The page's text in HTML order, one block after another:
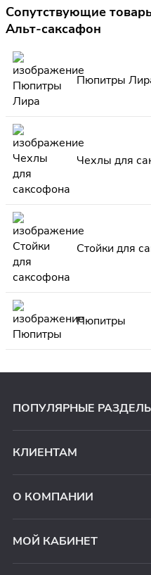
Сопутствующие
Альт-саксафон
Пюпитры
Чехлы для
Стойки для
Пюпитры
ПОПУЛЯРНЫЕ
КЛИЕНТАМ
О КОМПАНИИ
МОЙ КАБИНЕТ